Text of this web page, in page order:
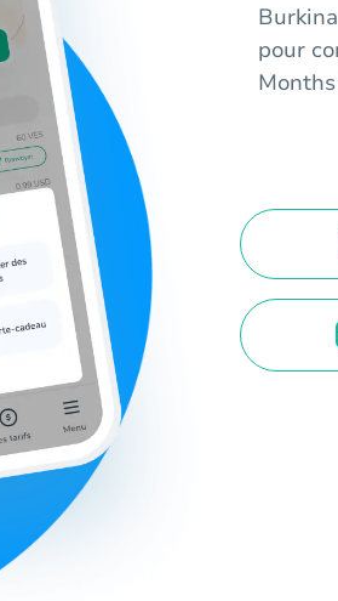
pour